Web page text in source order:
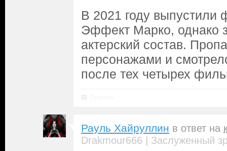
В 2021 году
Эффект Марко, однако
актерский состав.
персонажами и
после тех четырех
Рауль Хайруллин в ответ на
Drakmour666 | Заслуженный